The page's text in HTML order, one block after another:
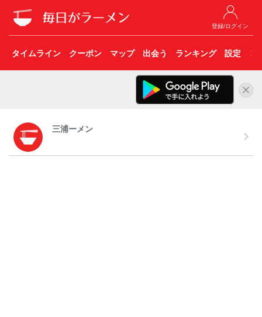
登録/ログイン
タイムライン クーポン マップ 出会う ランキング 設定 こ
三浦ーメン